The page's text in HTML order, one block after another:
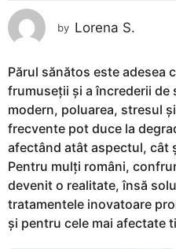
a
g
1
a
n
a
g
o
by Lorena S.
Părul sănătos este adesea
frumuseții și a încrederii de
modern, poluarea, stresul
frecvente pot duce la
afectând atât aspectul, cât
Pentru mulți români,
devenit o realitate, însă
tratamentele inovatoare
și pentru cele mai afectate